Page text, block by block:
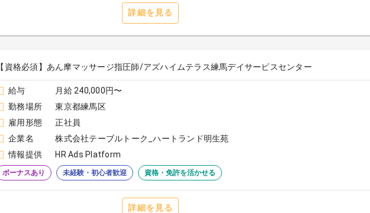
詳細を見る
【資格必須】あん摩マッサージ指圧師/アズハイムテラス練馬デイサービスセンター
給与
月給 240,000円〜
勤務場所
東京都練馬区
雇用形態
正社員
企業名
株式会社テーブルトーク_ハートランド明生苑
情報提供
HR Ads Platform
ボーナスあり 未経験・初心者歓迎 資格・免許を活かせる
詳細を見る